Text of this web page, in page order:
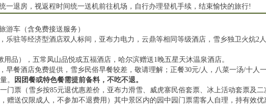
一退房，视返程时间统一送机前往机场，自行办理登机手续，结束愉快的旅行!
游车（含免费接送服务）
乐驻等经济型酒店双人标间，亚布力电力，云鼎等相同等级酒店，雪乡独卫火炕2
品），五常凤山品悦或五福酒店，哈尔滨赠送1晚五星天沐温泉酒店。
早餐酒店免费提供，雪乡民俗早餐较差，敬请理解；正餐30元/人，八菜一汤/十人
。
因团餐或特色餐需提前备料，不吃不退。
门票（雪乡按85元退优惠差价，亚布力滑雪、威虎寨民俗套票、冰上活动套票及二
赠送仅限成人，不参加不退费用）其中景区内的园中园门票需客人自理，持有效优